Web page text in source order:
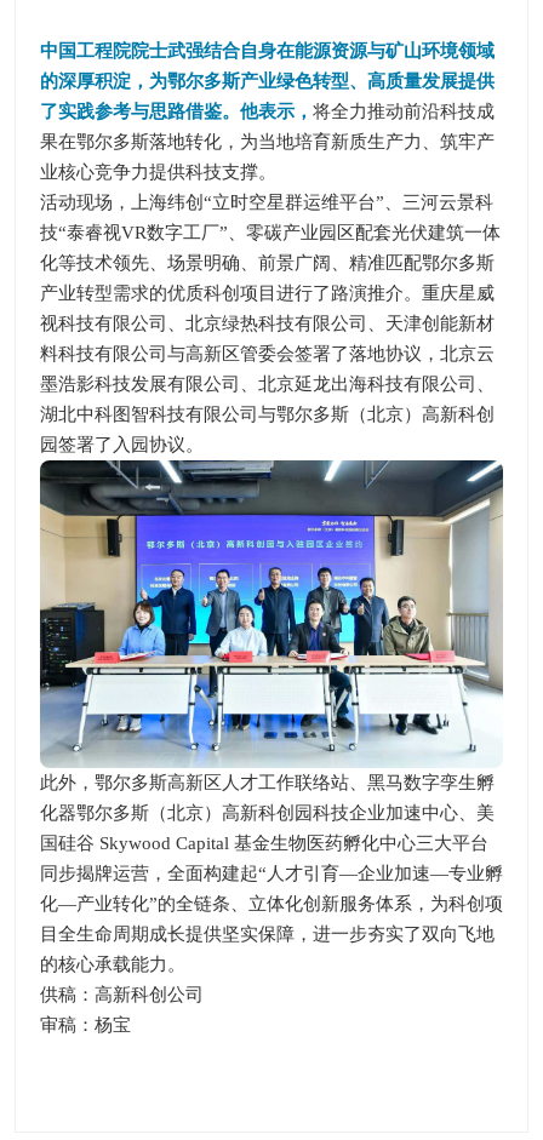
中国工程院院士武强结合自身在能源资源与矿山环境领域
的深厚积淀，为鄂尔多斯产业绿色转型、高质量发展提供
了实践参考与思路借鉴。他表示， 将全力推动前沿科技成
果在鄂尔多斯落地转化，为当地培育新质生产力、筑牢产
业核心竞争力提供科技支撑。
活动现场，上海纬创“立时空星群运维平台”、三河云景科
技“泰睿视VR数字工厂”、零碳产业园区配套光伏建筑一体
化等技术领先、场景明确、前景广阔、精准匹配鄂尔多斯
产业转型需求的优质科创项目进行了路演推介。重庆星威
视科技有限公司、北京绿热科技有限公司、天津创能新材
料科技有限公司与高新区管委会签署了落地协议，北京云
墨浩影科技发展有限公司、北京延龙出海科技有限公司、
湖北中科图智科技有限公司与鄂尔多斯（北京）高新科创
园签署了入园协议。
此外，鄂尔多斯高新区人才工作联络站、黑马数字孪生孵
化器鄂尔多斯（北京）高新科创园科技企业加速中心、美
国硅谷 Skywood Capital 基金生物医药孵化中心三大平台
同步揭牌运营，全面构建起“人才引育—企业加速—专业孵
化—产业转化”的全链条、立体化创新服务体系，为科创项
目全生命周期成长提供坚实保障，进一步夯实了双向飞地
的核心承载能力。
供稿：高新科创公司
审稿：杨宝